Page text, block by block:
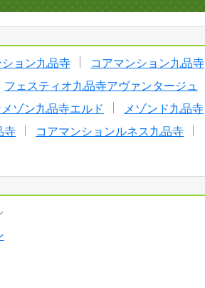
ョン九品寺
コアマンション九品寺
フェスティオ九品寺アヴァンタージュ
ゾン九品寺エルド
メゾンド九品寺
寺
コアマンションルネス九品寺